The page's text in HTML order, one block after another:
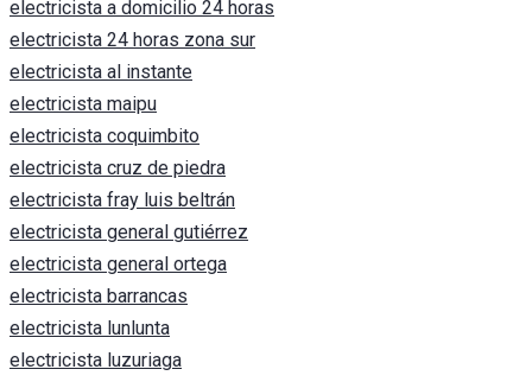
electricista a domicilio 24 horas
electricista 24 horas zona sur
electricista al instante
electricista maipu
electricista coquimbito
electricista cruz de piedra
electricista fray luis beltrán
electricista general gutiérrez
electricista general ortega
electricista barrancas
electricista lunlunta
electricista luzuriaga